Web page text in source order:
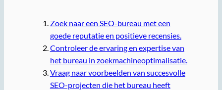
Zoek naar een SEO-bureau met een
goede reputatie en positieve recensies.
Controleer de ervaring en expertise van
het bureau in zoekmachineoptimalisatie.
Vraag naar voorbeelden van succesvolle
SEO-projecten die het bureau heeft